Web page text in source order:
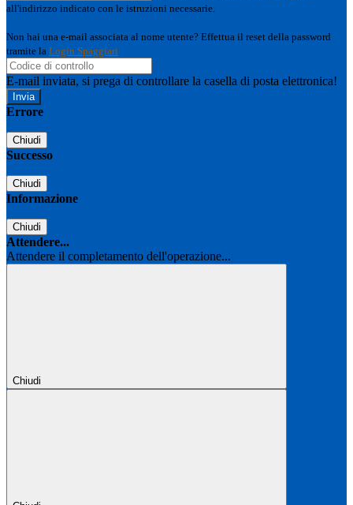
all'indirizzo indicato con le istruzioni necessarie.
Non hai una e-mail associata al nome utente? Effettua il reset della password
tramite la Login Spaggiari
E-mail inviata, si prega di controllare la casella di posta elettronica!
Errore
Chiudi
Successo
Chiudi
Informazione
Chiudi
Attendere...
Attendere il completamento dell'operazione...
Chiudi